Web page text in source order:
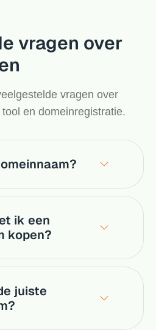
omgeving
vragen over
vragen over
en domeinregistratie.
ik een
kopen?
juiste